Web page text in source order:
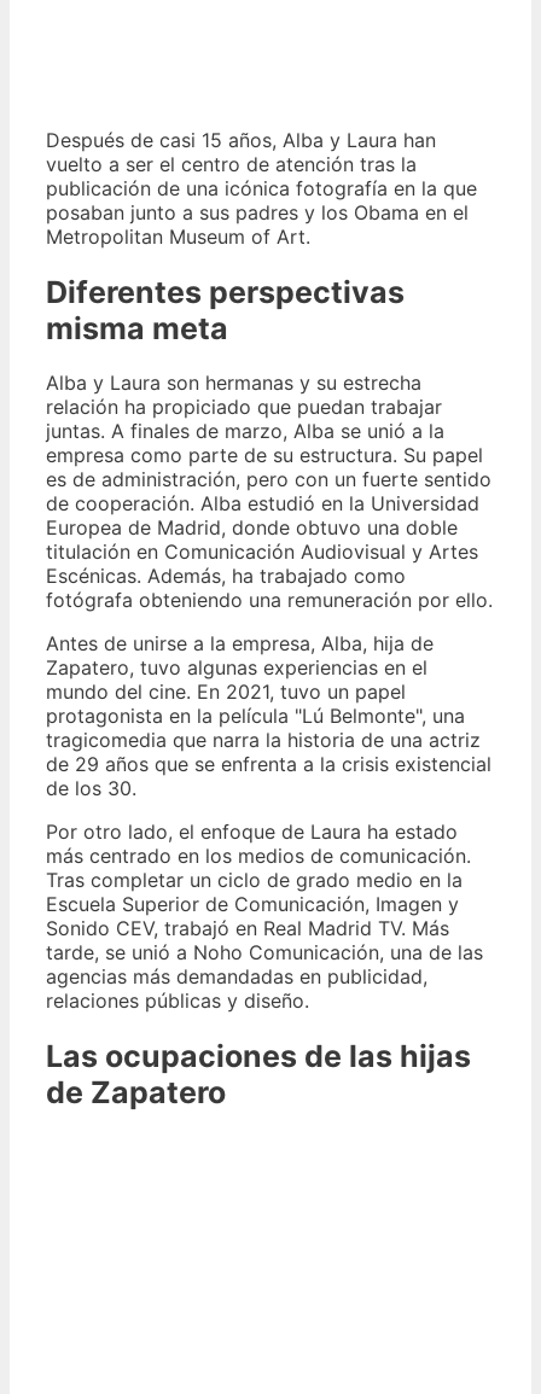
Después de casi 15 años, Alba y Laura han
vuelto a ser el centro de atención tras la
publicación de una icónica fotografía en la que
posaban junto a sus padres y los Obama en el
Metropolitan Museum of Art.
Diferentes perspectivas
misma meta
Alba y Laura son hermanas y su estrecha
relación ha propiciado que puedan trabajar
juntas. A finales de marzo, Alba se unió a la
empresa como parte de su estructura. Su papel
es de administración, pero con un fuerte sentido
de cooperación. Alba estudió en la Universidad
Europea de Madrid, donde obtuvo una doble
titulación en Comunicación Audiovisual y Artes
Escénicas. Además, ha trabajado como
fotógrafa obteniendo una remuneración por ello.
Antes de unirse a la empresa, Alba, hija de
Zapatero, tuvo algunas experiencias en el
mundo del cine. En 2021, tuvo un papel
protagonista en la película "Lú Belmonte", una
tragicomedia que narra la historia de una actriz
de 29 años que se enfrenta a la crisis existencial
de los 30.
Por otro lado, el enfoque de Laura ha estado
más centrado en los medios de comunicación.
Tras completar un ciclo de grado medio en la
Escuela Superior de Comunicación, Imagen y
Sonido CEV, trabajó en Real Madrid TV. Más
tarde, se unió a Noho Comunicación, una de las
agencias más demandadas en publicidad,
relaciones públicas y diseño.
Las ocupaciones de las hijas
de Zapatero